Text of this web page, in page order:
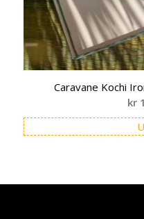
Caravane Kochi
kr